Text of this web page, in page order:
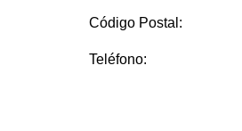
Código Postal:
Teléfono: